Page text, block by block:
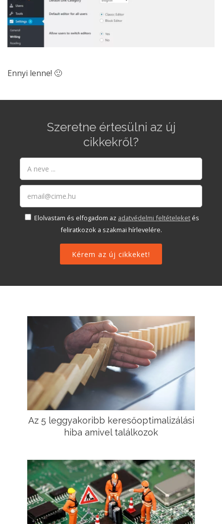
Ennyi lenne! 🙂
Szeretne értesülni az új
cikkekről?
Elolvastam és elfogadom az adatvédelmi feltételeket és
feliratkozok a szakmai hírlevelére.
Az 5 leggyakoribb keresőoptimalizálási
hiba amivel találkozok